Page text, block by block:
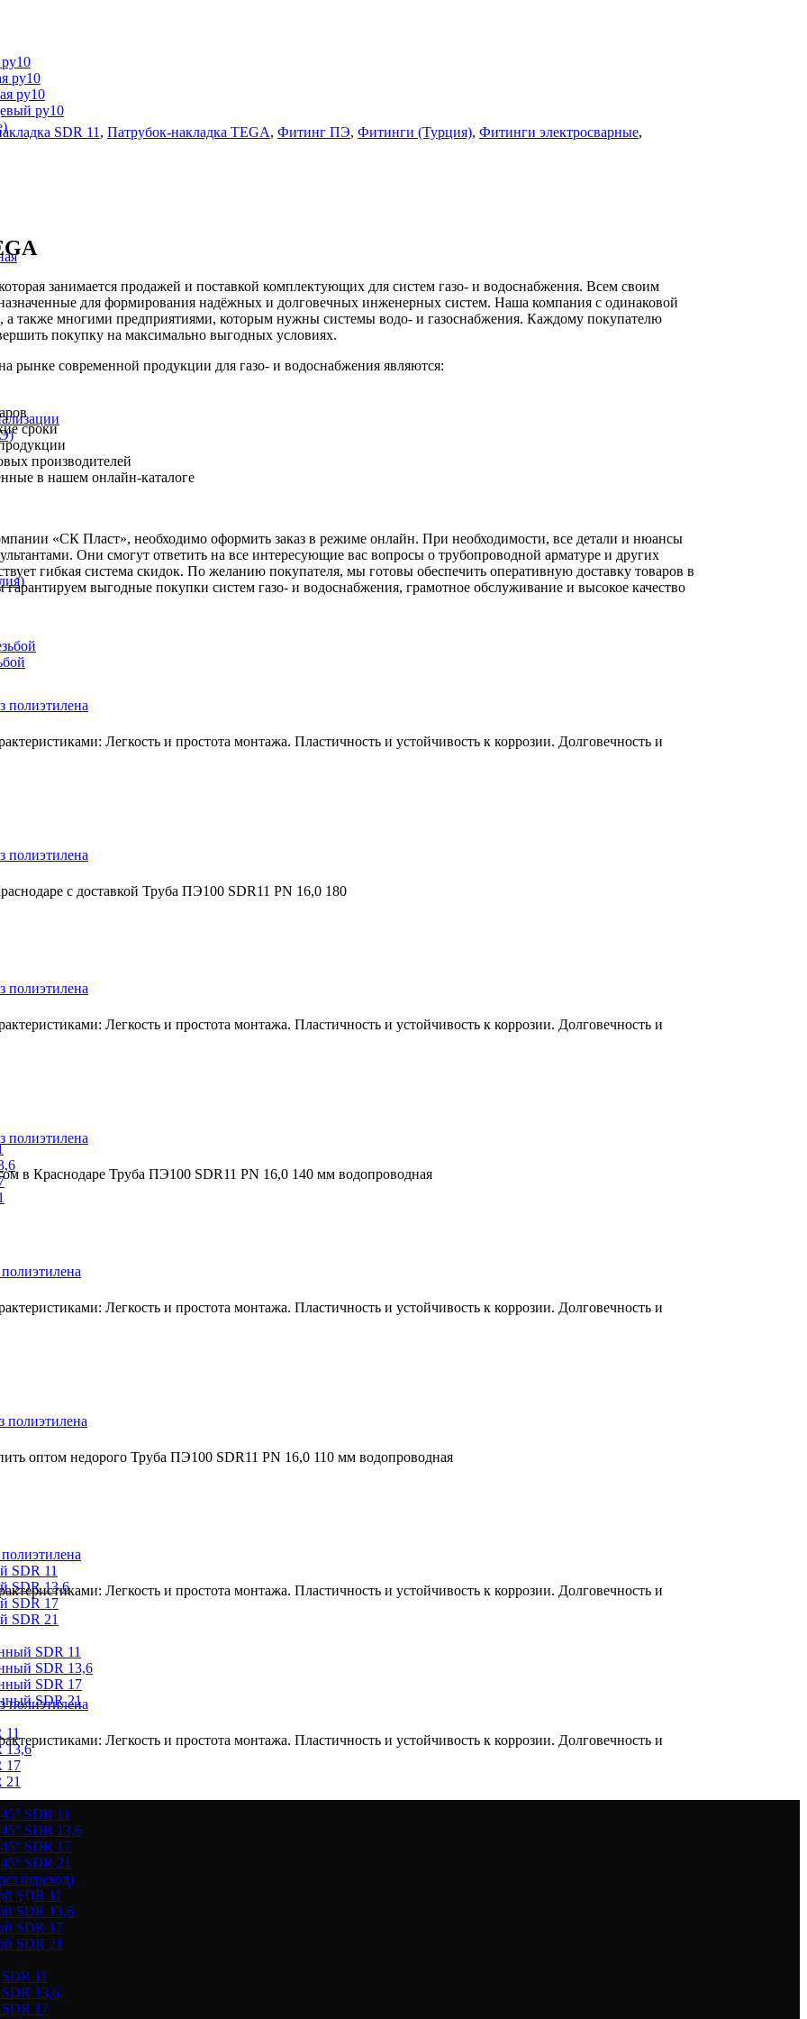
ру10
ру10
ру10
SDR 11
SDR 13,6
SDR 17
SDR 21
SDR 11
SDR 13,6
SDR 17
SDR 21
13,6
17
21
SDR 11
SDR 13,6
SDR 17
SDR 21
переход)
SDR 11
SDR 13,6
SDR 17
SDR 21
11
13,6
17
SDR 11 , Патрубок-накладка TEGA, Фитинг ПЭ, Фитинги (Турция), Фитинги электросварные,
занимается продажей и поставкой комплектующих для систем газо- и водоснабжения. Всем своим
для формирования надёжных и долговечных инженерных систем. Наша компания с одинаковой
а также многими предприятиями, которым нужны системы водо- и газоснабжения. Каждому покупателю
покупку на максимально выгодных условиях.
современной продукции для газо- и водоснабжения являются:
сроки
производителей
в нашем онлайн-каталоге
«СК Пласт», необходимо оформить заказ в режиме онлайн. При необходимости, все детали и нюансы
Они смогут ответить на все интересующие вас вопросы о трубопроводной арматуре и других
гибкая система скидок. По желанию покупателя, мы готовы обеспечить оперативную доставку товаров в
выгодные покупки систем газо- и водоснабжения, грамотное обслуживание и высокое качество
полиэтилена
Легкость и простота монтажа. Пластичность и устойчивость к коррозии. Долговечность и
полиэтилена
с доставкой Труба ПЭ100 SDR11 PN 16,0 180
полиэтилена
Легкость и простота монтажа. Пластичность и устойчивость к коррозии. Долговечность и
полиэтилена
в Краснодаре Труба ПЭ100 SDR11 PN 16,0 140 мм водопроводная
Легкость и простота монтажа. Пластичность и устойчивость к коррозии. Долговечность и
полиэтилена
оптом недорого Труба ПЭ100 SDR11 PN 16,0 110 мм водопроводная
Легкость и простота монтажа. Пластичность и устойчивость к коррозии. Долговечность и
полиэтилена
Легкость и простота монтажа. Пластичность и устойчивость к коррозии. Долговечность и
209